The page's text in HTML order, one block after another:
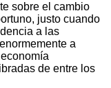
sobre el cambio
justo cuando
a las
a
de entre los